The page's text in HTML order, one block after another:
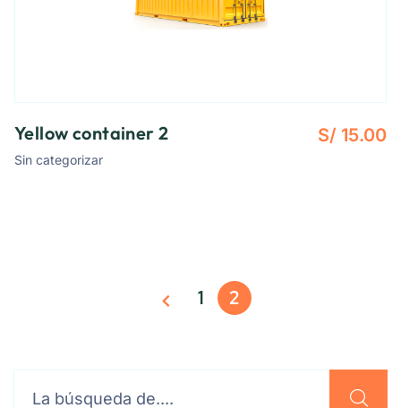
Yellow container 2
Sin categorizar
S/ 15.00
1 2